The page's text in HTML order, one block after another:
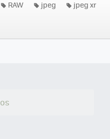
RAW jpeg jpeg xr